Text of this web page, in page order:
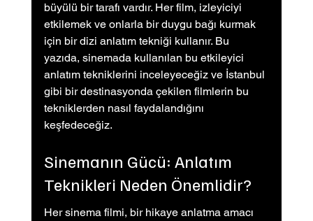
büyülü bir tarafı vardır. Her film, izleyiciyi
etkilemek ve onlarla bir duygu bağı kurmak
için bir dizi anlatım tekniği kullanır. Bu
yazıda, sinemada kullanılan bu etkileyici
anlatım tekniklerini inceleyeceğiz ve İstanbul
gibi bir destinasyonda çekilen filmlerin bu
tekniklerden nasıl faydalandığını
keşfedeceğiz.
Sinemanın Gücü: Anlatım
Teknikleri Neden Önemlidir?
Her sinema filmi, bir hikaye anlatma amacı